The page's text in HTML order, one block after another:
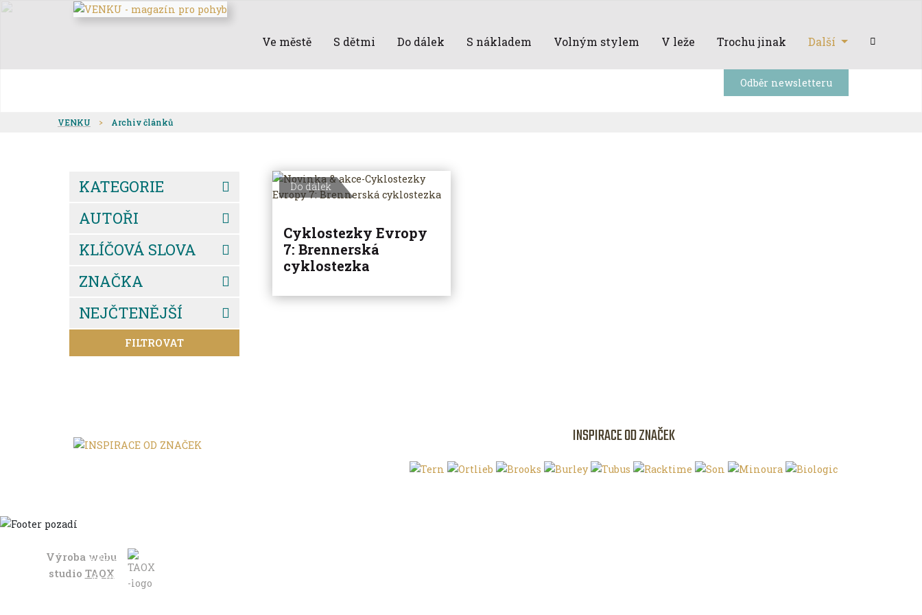
Ve městě S dětmi Do dálek S nákladem Volným stylem V leže Trochu jinak Další
Odběr newsletteru
VENKU Archiv článků
KATEGORIE
AUTOŘI
KLÍČOVÁ SLOVA
ZNAČKA
NEJČTENĚJŠÍ
FILTROVAT
Do dálek
Cyklostezky Evropy
7: Brennerská
cyklostezka
INSPIRACE OD ZNAČEK
Výroba webu
studio TAOX
Domů
Ve městě